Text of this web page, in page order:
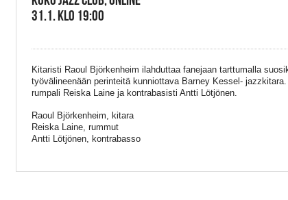
31.1. KLO 19:00
Kitaristi Raoul Björkenheim ilahduttaa fanejaan tarttumalla
työvälineenään perinteitä kunniottava Barney Kessel-
rumpali Reiska Laine ja kontrabasisti Antti Lötjönen.
Raoul Björkenheim, kitara
Reiska Laine, rummut
Antti Lötjönen, kontrabasso